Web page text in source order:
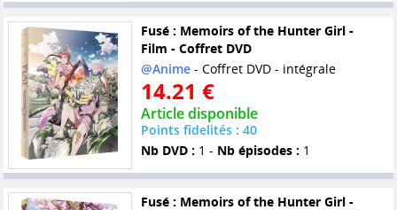
Fusé : Memoirs of the Hunter Girl -
Film - Coffret DVD
@Anime- Coffret DVD - intégrale
14.21 €
Article disponible
Points fidelités : 40
Nb DVD : 1 - Nb épisodes : 1
Fusé : Memoirs of the Hunter Girl -